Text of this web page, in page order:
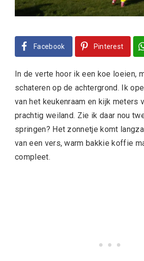
Facebook Pinterest
In de verte hoor ik een koe loeien,
schateren op de achtergrond. Ik
van het keukenraam en kijk meters
prachtig weiland. Zie ik daar nou
springen? Het zonnetje komt
van een vers, warm bakkie koffie
compleet.